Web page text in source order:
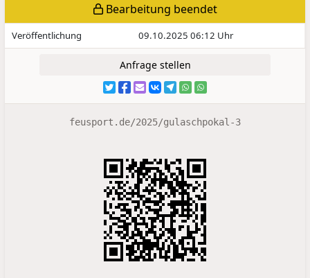
Bearbeitung beendet
Veröffentlichung 09.10.2025 06:12 Uhr
Anfrage stellen
feusport.de/2025/gulaschpokal-3